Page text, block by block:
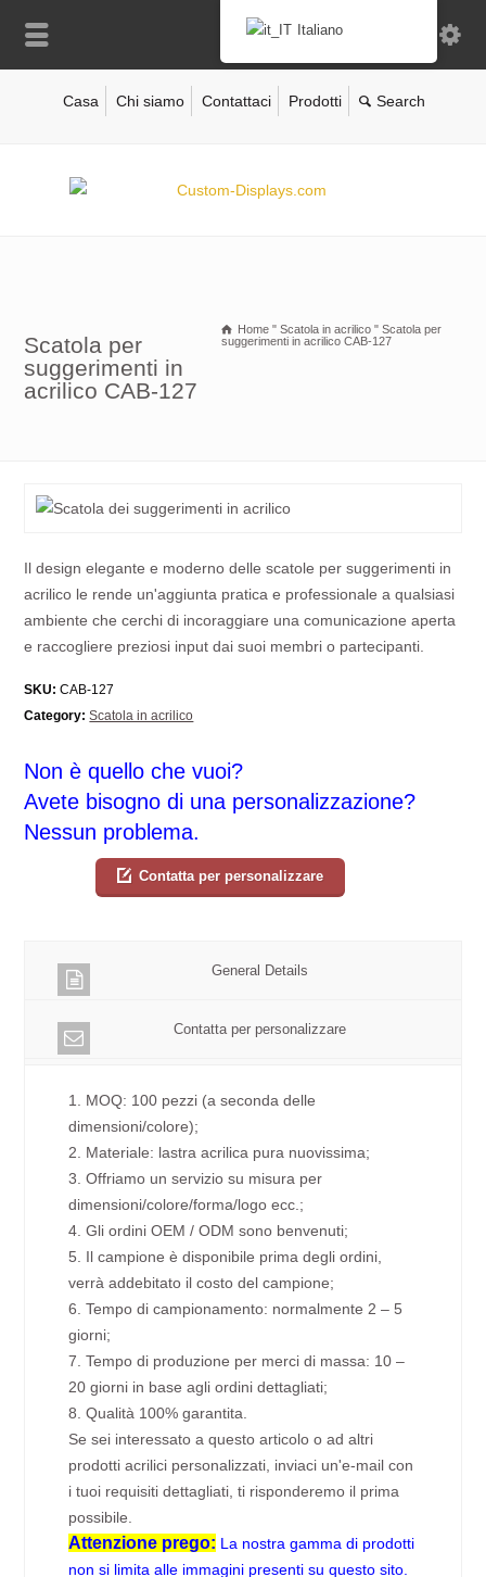
Casa Chi siamo Contattaci Prodotti
Scatola per
suggerimenti in
acrilico CAB-127
Home " Scatola in acrilico " Scatola per
suggerimenti in acrilico CAB-127
Il design elegante e moderno delle scatole per suggerimenti in
acrilico le rende un'aggiunta pratica e professionale a qualsiasi
ambiente che cerchi di incoraggiare una comunicazione aperta
e raccogliere preziosi input dai suoi membri o partecipanti.
SKU: CAB-127
Category: Scatola in acrilico
Non è quello che vuoi?
Avete bisogno di una personalizzazione?
Nessun problema.
Contatta per personalizzare
General Details
Contatta per personalizzare
1. MOQ: 100 pezzi (a seconda delle
dimensioni/colore);
2. Materiale: lastra acrilica pura nuovissima;
3. Offriamo un servizio su misura per
dimensioni/colore/forma/logo ecc.;
4. Gli ordini OEM / ODM sono benvenuti;
5. Il campione è disponibile prima degli ordini,
verrà addebitato il costo del campione;
6. Tempo di campionamento: normalmente 2 – 5
giorni;
7. Tempo di produzione per merci di massa: 10 –
20 giorni in base agli ordini dettagliati;
8. Qualità 100% garantita.
Se sei interessato a questo articolo o ad altri
prodotti acrilici personalizzati, inviaci un'e-mail con
i tuoi requisiti dettagliati, ti risponderemo il prima
possibile.
Attenzione prego: La nostra gamma di prodotti
non si limita alle immagini presenti su questo sito.
Italiano